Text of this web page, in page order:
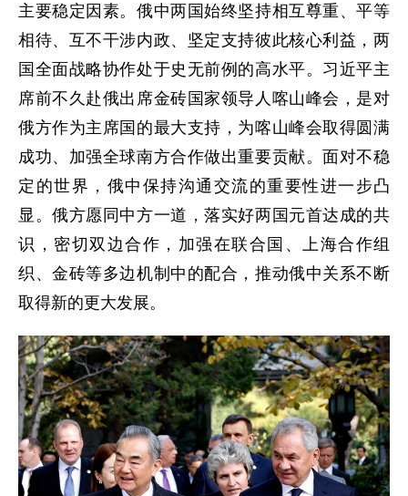
主要稳定因素。俄中两国始终坚持相互尊重、平等
相待、互不干涉内政、坚定支持彼此核心利益，两
国全面战略协作处于史无前例的高水平。习近平主
席前不久赴俄出席金砖国家领导人喀山峰会，是对
俄方作为主席国的最大支持，为喀山峰会取得圆满
成功、加强全球南方合作做出重要贡献。面对不稳
定的世界，俄中保持沟通交流的重要性进一步凸
显。俄方愿同中方一道，落实好两国元首达成的共
识，密切双边合作，加强在联合国、上海合作组
织、金砖等多边机制中的配合，推动俄中关系不断
取得新的更大发展。